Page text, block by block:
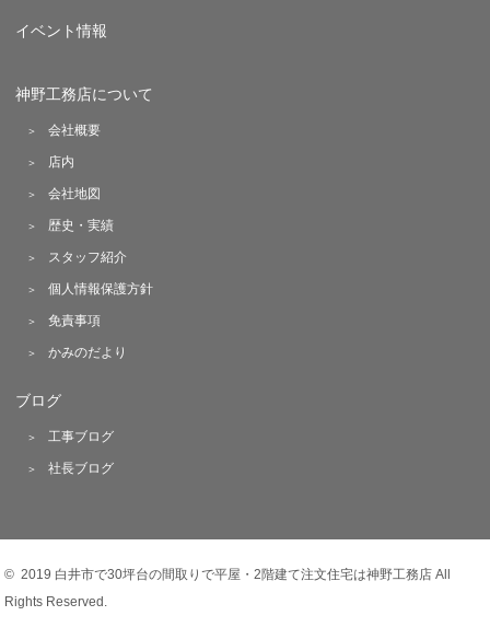
イベント情報
神野工務店について
会社概要
店内
会社地図
歴史・実績
スタッフ紹介
個人情報保護方針
免責事項
かみのだより
ブログ
工事ブログ
社長ブログ
© 2019 白井市で30坪台の間取りで平屋・2階建て注文住宅は神野工務店 All
Rights Reserved.